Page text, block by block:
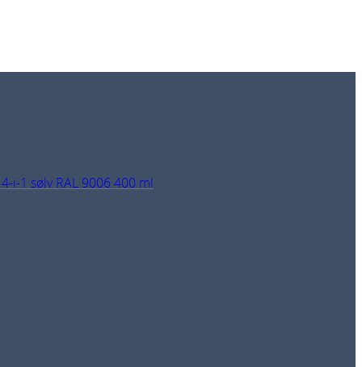
i-1 sølv RAL 9006 400 ml